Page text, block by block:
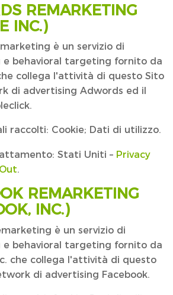
REMARKETING
INC.)
è un servizio di
e behavioral targeting fornito da
collega l'attività di questo Sito
di advertising Adwords ed il
raccolti: Cookie; Dati di utilizzo.
Stati Uniti – Privacy
.
REMARKETING
INC.)
è un servizio di
e behavioral targeting fornito da
che collega l'attività di questo
di advertising Facebook.